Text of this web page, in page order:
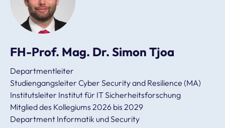
FH-Prof. Mag. Dr. Simon Tjoa
Departmentleiter
Studiengangsleiter Cyber Security and Resilience (MA)
Institutsleiter Institut für IT Sicherheitsforschung
Mitglied des Kollegiums 2026 bis 2029
Department Informatik und Security